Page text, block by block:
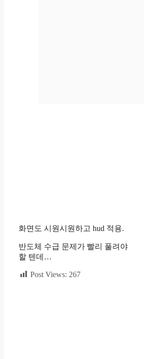
화면도 시원시원하고 hud 적용.
반도체 수급 문제가 빨리 풀려야
할 텐데…
Post Views: 267